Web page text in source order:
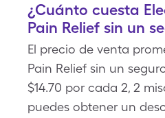
¿Cuánto cuesta
Pain Relief sin un
El precio de venta
Pain Relief sin un
$14.70 por cada 2, 2
puedes obtener un